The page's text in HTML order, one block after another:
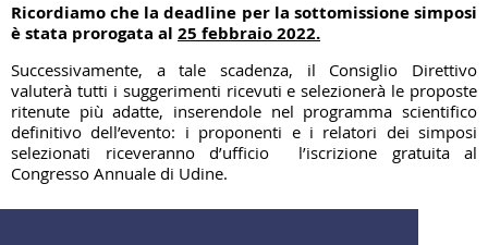
Ricordiamo che la deadline per la sottomissione simposi
è stata prorogata al 25 febbraio 2022.
Successivamente, a
tale scadenza, il Consiglio Direttivo
valuterà tutti i suggerimenti ricevuti e selezionerà le proposte
ritenute più adatte, inserendole nel programma scientifico
definitivo dell’evento: i proponenti e i relatori dei simposi
selezionati riceveranno d’ufficio l’iscrizione gratuita al
Congresso Annuale di Udine.